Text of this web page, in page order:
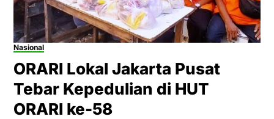
Nasional
ORARI Lokal Jakarta Pusat
Tebar Kepedulian di HUT
ORARI ke-58